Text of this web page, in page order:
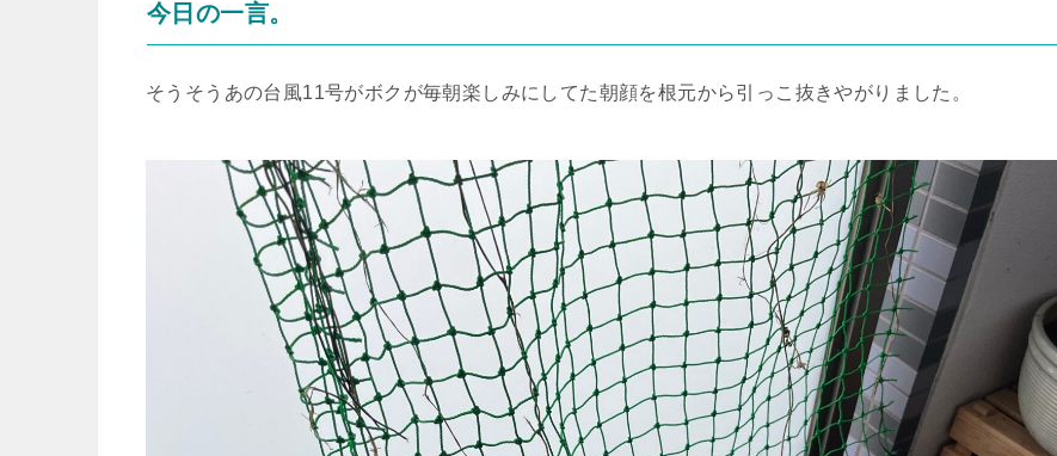
今日の一言。
そうそうあの台風11号がボクが毎朝楽しみにしてた朝顔を根元から引っこ抜きやがりました。